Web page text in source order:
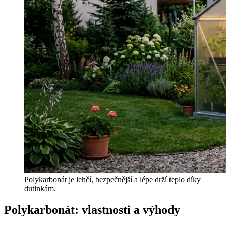
Polykarbonát je lehčí, bezpečnější a lépe drží teplo díky
dutinkám.
Polykarbonát: vlastnosti a výhody